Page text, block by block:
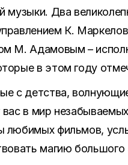
музыки. Два
К.
М. Адамовым –
в этом году
с детства,
вас в мир
любимых фильмов,
магию